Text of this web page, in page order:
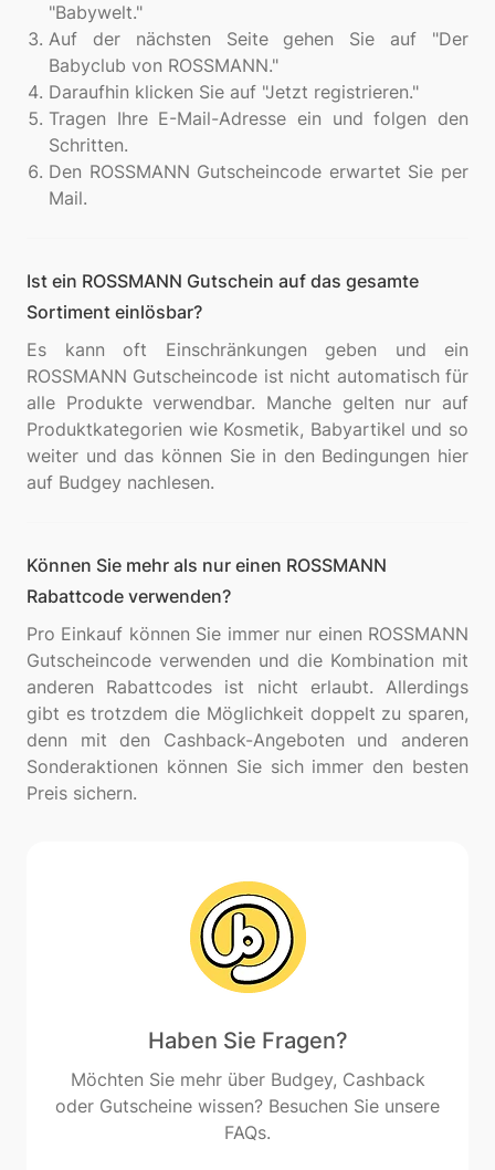
"Babywelt."
Auf der nächsten Seite gehen Sie auf "Der
Babyclub von ROSSMANN."
Daraufhin klicken Sie auf "Jetzt registrieren."
Tragen Ihre E-Mail-Adresse ein und folgen den
Schritten.
Den ROSSMANN Gutscheincode erwartet Sie per
Mail.
Ist ein ROSSMANN Gutschein auf das gesamte
Sortiment einlösbar?
Es kann oft Einschränkungen geben und ein
ROSSMANN Gutscheincode ist nicht automatisch für
alle Produkte verwendbar. Manche gelten nur auf
Produktkategorien wie Kosmetik, Babyartikel und so
weiter und das können Sie in den Bedingungen hier
Können Sie mehr als nur einen ROSSMANN
Rabattcode verwenden?
Pro Einkauf können Sie immer nur einen ROSSMANN
Gutscheincode verwenden und die Kombination mit
anderen Rabattcodes ist nicht erlaubt. Allerdings
gibt es trotzdem die Möglichkeit doppelt zu sparen,
denn mit den Cashback-Angeboten und anderen
Sonderaktionen können Sie sich immer den besten
Haben Sie Fragen?
Möchten Sie mehr über Budgey, Cashback
oder Gutscheine wissen? Besuchen Sie unsere
FAQs.